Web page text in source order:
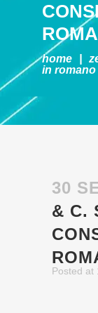
home
in
30
& C.
Posted at